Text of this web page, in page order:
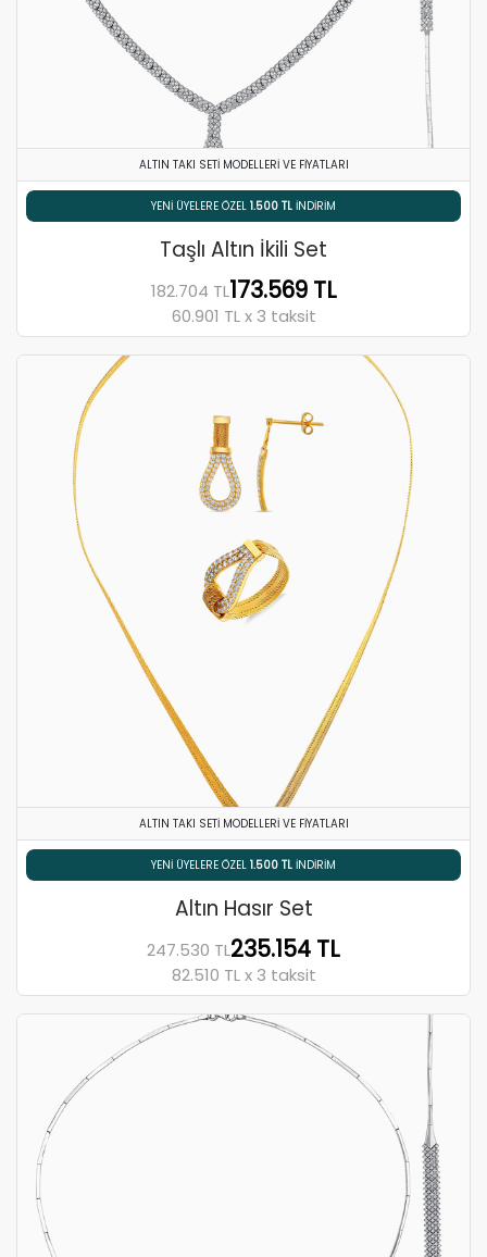
ALTIN TAKI SETI MODELLERI VE FIYATLARI
% 5 HAVALE / EFT İNDIRIMI
Taşlı Altın İkili Set
182.704 TL173.569 TL
60.901 TL x 3 taksit
ALTIN TAKI SETI MODELLERI VE FIYATLARI
% 5 HAVALE / EFT İNDIRIMI
Altın Hasır Set
247.530 TL235.154 TL
82.510 TL x 3 taksit